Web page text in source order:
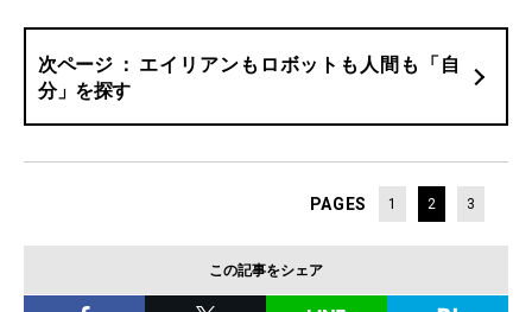
エイリアンもロボットも人間も「自
分」を探す
PAGES 1 2 3
この記事をシェア